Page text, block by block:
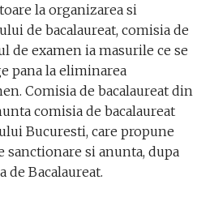
la organizarea si
de bacalaureat, comisia de
de examen ia masurile ce se
pana la eliminarea
Comisia de bacalaureat din
comisia de bacalaureat
Bucuresti, care propune
sanctionare si anunta, dupa
de Bacalaureat.